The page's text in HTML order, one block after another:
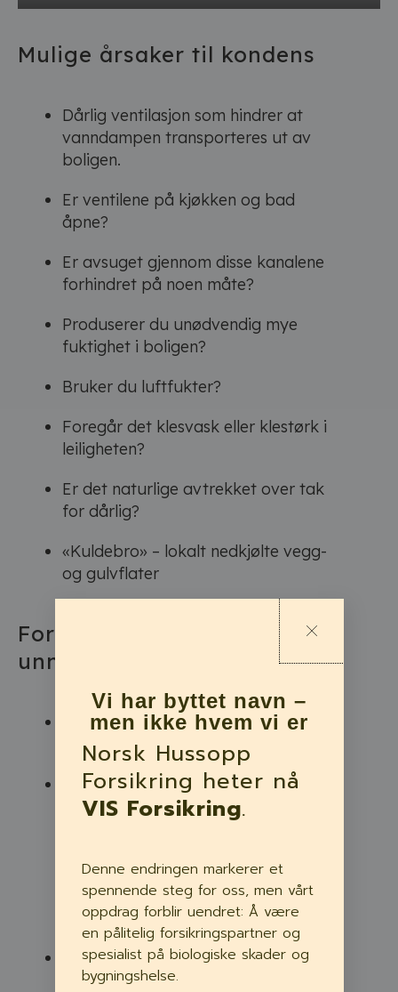
Mulige årsaker til kondens
Dårlig ventilasjon som hindrer at
vanndampen transporteres ut av
boligen.
Er ventilene på kjøkken og bad
åpne?
Er avsuget gjennom disse kanalene
forhindret på noen måte?
Produserer du unødvendig mye
fuktighet i boligen?
Bruker du luftfukter?
Foregår det klesvask eller klestørk i
leiligheten?
Er det naturlige avtrekket over tak
for dårlig?
«Kuldebro» – lokalt nedkjølte vegg-
og gulvflater
Forebyggende tiltak for å
unngå kondens
Ved lav luftfuktighet er risikoen for
kondensproblemer mindre.
Generell god ventilasjon. Har du
vegger som har lav temperatur,
luftespalte mellom møbel og
yttervegg for å sikre god
luftsirkulasjon.
Regelmessige utluftinger. Dette er
spesielt viktig i rom hvor det er
Vi har byttet navn –
men ikke hvem vi er
Norsk Hussopp
Forsikring heter nå
VIS Forsikring.
Denne endringen markerer et
spennende steg for oss, men vårt
oppdrag forblir uendret: Å være
en pålitelig forsikringspartner og
spesialist på biologiske skader og
bygningshelse.